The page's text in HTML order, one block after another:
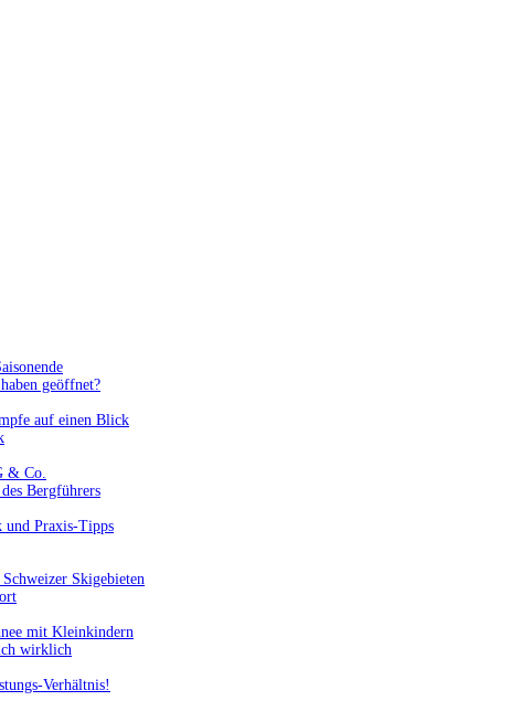
geöffnet?
auf einen Blick
& Co.
Bergführers
und Praxis-Tipps
Skigebieten
mit Kleinkindern
wirklich
Verhältnis!